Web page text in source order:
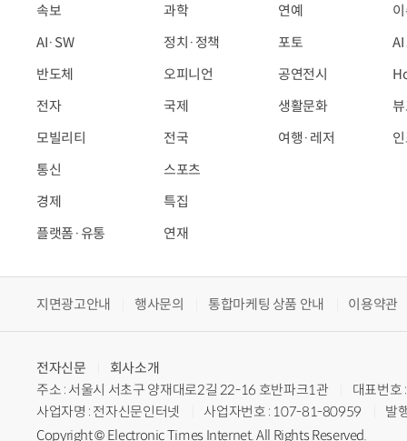
속보
AI·SW
반도체
전자
모빌리티
통신
경제
플랫폼·유통
과학
정치·정책
오피니언
국제
전국
스포츠
특집
연재
연예
포토
공연전시
생활문화
여행·레저
지면광고안내 행사문의 통합마케팅 상품 안내 이용약관
전자신문
회사소개
주소 : 서울시 서초구 양재대로2길 22-16 호반파크1관
대표번
사업자명 : 전자신문인터넷
사업자번호 : 107-81-80959
발
Copyright © Electronic Times Internet. All Rights Reserved.